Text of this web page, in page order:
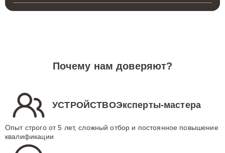
Почему нам доверяют?
УСТРОЙСТВОЭксперты-мастера
Опыт строго от 5 лет, сложный отбор и постоянное повышение
квалификации